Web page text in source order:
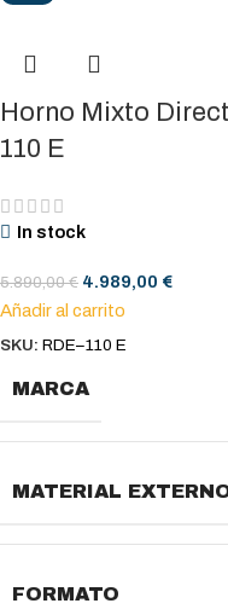
Horno Mixto
110 E
In stock
5.890,00€ 4.989,00 €
Añadir al carrito
SKU: RDE–110 E
MARCA
MATERIAL
FORMATO